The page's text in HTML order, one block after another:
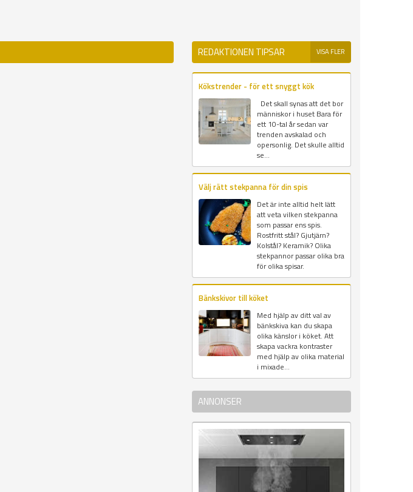
REDAKTIONEN TIPSAR VISA FLER
Kökstrender - för ett snyggt kök
Det skall synas att det bor
människor i huset Bara för
ett 10-tal år sedan var
trenden avskalad och
opersonlig. Det skulle alltid
se...
Välj rätt stekpanna för din spis
Det är inte alltid helt lätt
att veta vilken stekpanna
som passar ens spis.
Rostfritt stål? Gjutjärn?
Kolstål? Keramik? Olika
stekpannor passar olika bra
för olika spisar.
Bänkskivor till köket
Med hjälp av ditt val av
bänkskiva kan du skapa
olika känslor i köket. Att
skapa vackra kontraster
med hjälp av olika material
i mixade...
ANNONSER